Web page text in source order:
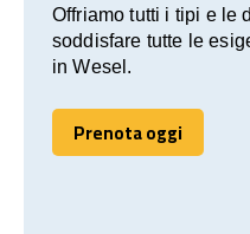
Offriamo tutti i tipi e le
soddisfare tutte le
in Wesel.
Prenota oggi
Prenota oggi